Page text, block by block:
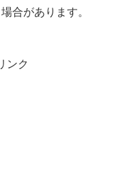
合があります。
ンク